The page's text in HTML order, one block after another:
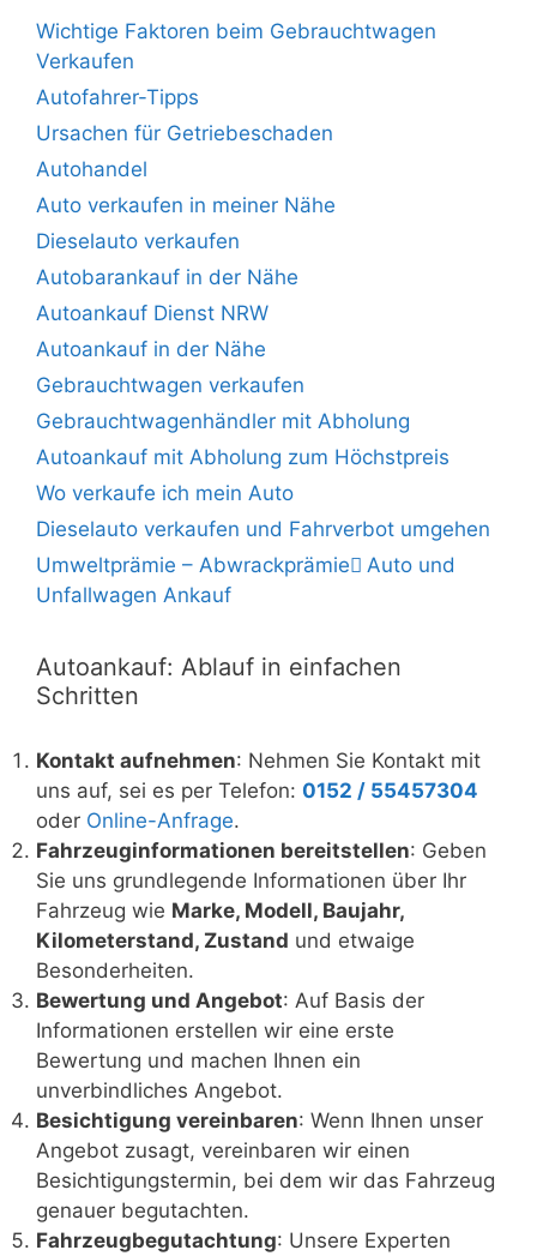
Wichtige Faktoren beim Gebrauchtwagen
Verkaufen
Autofahrer-Tipps
Ursachen für Getriebeschaden
Autohandel
Auto verkaufen in meiner Nähe
Dieselauto verkaufen
Autobarankauf in der Nähe
Autoankauf Dienst NRW
Autoankauf in der Nähe
Gebrauchtwagen verkaufen
Gebrauchtwagenhändler mit Abholung
Autoankauf mit Abholung zum Höchstpreis
Wo verkaufe ich mein Auto
Dieselauto verkaufen und Fahrverbot umgehen
Umweltprämie – Abwrackprämie ِAuto und
Unfallwagen Ankauf
Autoankauf: Ablauf in einfachen
Schritten
Kontakt aufnehmen: Nehmen Sie Kontakt mit
uns auf, sei es per Telefon: 0152 / 55457304
oder Online-Anfrage.
Fahrzeuginformationen bereitstellen: Geben
Sie uns grundlegende Informationen über Ihr
Fahrzeug wie Marke, Modell, Baujahr,
Kilometerstand, Zustand und etwaige
Besonderheiten.
Bewertung und Angebot: Auf Basis der
Informationen erstellen wir eine erste
Bewertung und machen Ihnen ein
unverbindliches Angebot.
Besichtigung vereinbaren: Wenn Ihnen unser
Angebot zusagt, vereinbaren wir einen
Besichtigungstermin, bei dem wir das Fahrzeug
genauer begutachten.
Fahrzeugbegutachtung: Unsere Experten